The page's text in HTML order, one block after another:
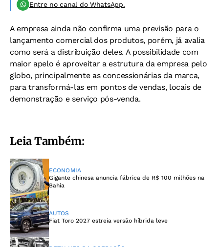
Entre no canal do WhatsApp.
A empresa ainda não confirma uma previsão para o
lançamento comercial dos produtos, porém, já avalia
como será a distribuição deles. A possibilidade com
maior apelo é aproveitar a estrutura da empresa pelo
globo, principalmente as concessionárias da marca,
para transformá-las em pontos de vendas, locais de
demonstração e serviço pós-venda.
Leia Também:
ECONOMIA
Gigante chinesa anuncia fábrica de R$ 100 milhões na
Bahia
AUTOS
Fiat Toro 2027 estreia versão híbrida leve